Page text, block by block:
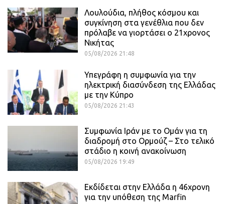
Λουλούδια, πλήθος κόσμου και
συγκίνηση στα γενέθλια που δεν
πρόλαβε να γιορτάσει ο 21χρονος
Νικήτας
05/08/2026 21:48
Υπεγράφη η συμφωνία για την
ηλεκτρική διασύνδεση της Ελλάδας
με την Κύπρο
05/08/2026 21:43
Συμφωνία Ιράν με το Ομάν για τη
διαδρομή στο Ορμούζ – Στο τελικό
στάδιο η κοινή ανακοίνωση
05/08/2026 19:49
Εκδίδεται στην Ελλάδα η 46χρονη
για την υπόθεση της Marfin